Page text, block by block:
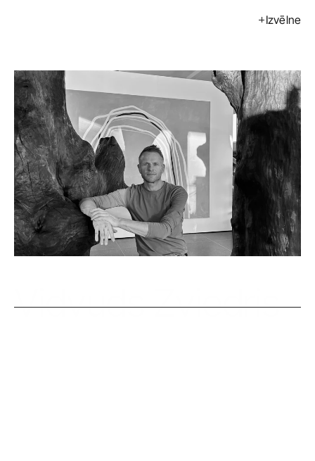
Izvēlne
Pasākumi
Mākslinieki
Kalendārs
Pirkt
Par mums
Kontakti
ENG
Vidvuds Zviedris